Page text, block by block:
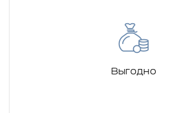
Выгодно